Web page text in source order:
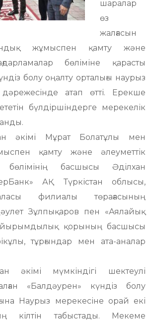
шаралар
өз
жалғасын
жұмыспен қамту және
бөліміне қарасты
болу оңалту орталығы наурыз
атап өтті. Ерекше
бүлдіршіндерге мерекелік
әкімі Мұрат Болатұлы мен
қамту және әлеуметтік
бөлімінің басшысы Әділхан
АҚ Түркістан облысы,
филиалы төрағасының
Зұлпықаров пен «Аялайық
қорының басшысы
тұрғындар мен ата-аналар
әкімі мүмкіндігі шектеулі
«Балдәурен» күндіз болу
Наурыз мерекесіне орай екі
кілтін табыстады. Мекеме